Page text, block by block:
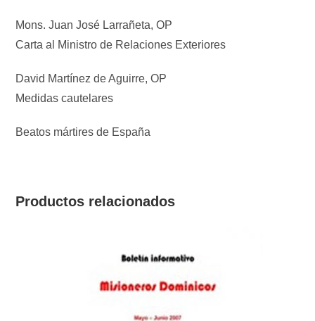
Mons. Juan José Larrañeta, OP
Carta al Ministro de Relaciones Exteriores
David Martínez de Aguirre, OP
Medidas cautelares
Beatos mártires de España
Productos relacionados